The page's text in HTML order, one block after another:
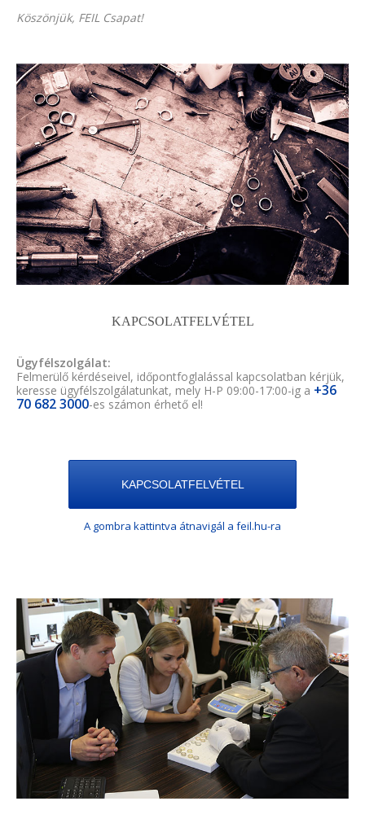
Köszönjük, FEIL Csapat!
KAPCSOLATFELVÉTEL
Ügyfélszolgálat:
Felmerülő kérdéseivel, időpontfoglalással kapcsolatban kérjük,
keresse ügyfélszolgálatunkat, mely H-P 09:00-17:00-ig a +36
70 682 3000-es számon érhető el!
KAPCSOLATFELVÉTEL
A gombra kattintva átnavigál a feil.hu-ra